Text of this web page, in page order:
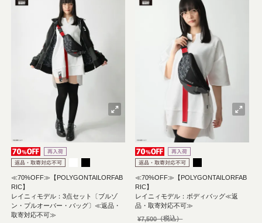
≪70%OFF≫【POLYGONTAILORFAB
RIC】
レイニィモデル：3点セット〔ブルゾ
ン・プルオーバー・バッグ〕≪返品・
取寄対応不可≫
≪70%OFF≫【POLYGONTAILORFAB
RIC】
レイニィモデル：ボディバッグ≪返
品・取寄対応不可≫
¥7,500